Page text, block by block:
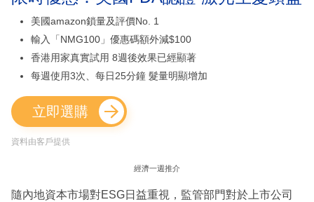
美國amazon鎖量及評價No. 1
輸入「NMG100」優惠碼額外減$100
香港用家真實試用 8週後效果已經顯著
每週使用3次、每日25分鐘 髮量明顯增加
立即選購
資料由客戶提供
經濟一週推介
隨內地資本市場對ESG日益重視，監管部門對於上市公司